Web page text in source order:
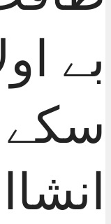
بے